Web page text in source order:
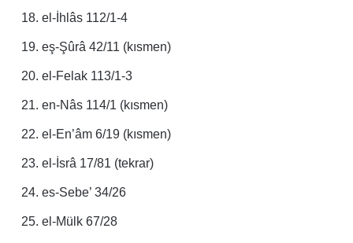
el-İhlâs 112/1-4
eş-Şûrâ 42/11 (kısmen)
el-Felak 113/1-3
en-Nâs 114/1 (kısmen)
el-En’âm 6/19 (kısmen)
el-İsrâ 17/81 (tekrar)
es-Sebe’ 34/26
el-Mülk 67/28